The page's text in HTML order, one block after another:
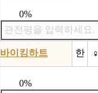
0%
관전평을 입력하세요.
바이킹하트 한 ♀
0%